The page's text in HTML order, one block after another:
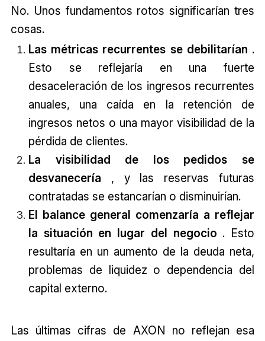
No. Unos fundamentos rotos significarían tres
cosas.
Las métricas recurrentes se debilitarían .
Esto se reflejaría en una fuerte
desaceleración de los ingresos recurrentes
anuales, una caída en la retención de
ingresos netos o una mayor visibilidad de la
pérdida de clientes.
La visibilidad de los pedidos se
desvanecería , y las reservas futuras
contratadas se estancarían o disminuirían.
El balance general comenzaría a reflejar
la situación en lugar del negocio . Esto
resultaría en un aumento de la deuda neta,
problemas de liquidez o dependencia del
capital externo.
Las últimas cifras de AXON no reflejan esa